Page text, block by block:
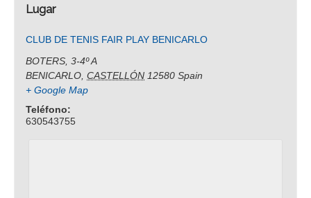
Lugar
CLUB DE TENIS FAIR PLAY BENICARLO
BOTERS, 3-4º A
BENICARLO CASTELLÓN 12580 Spain
+ Google Map
Teléfono:
630543755